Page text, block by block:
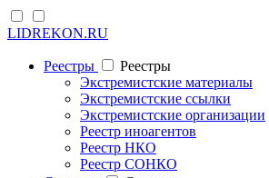
LIDREKON.RU
Реестры
Реестры
Экстремистские материалы
Экстремистские ссылки
Экстремистские организации
Реестр иноагентов
Реестр НКО
Реестр СОНКО